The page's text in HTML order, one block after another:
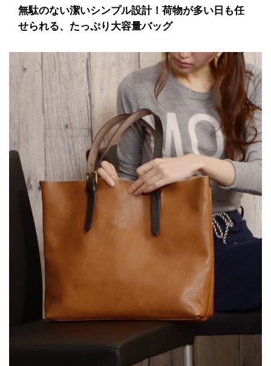
無駄のない潔いシンプル設計！荷物が多い日も任
せられる、たっぷり大容量バッグ